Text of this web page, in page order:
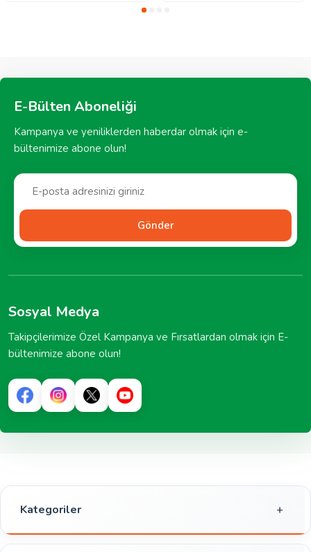
E-Bülten Aboneliği
Kampanya ve yeniliklerden haberdar olmak için e-
bültenimize abone olun!
Gönder
Sosyal Medya
Takipçilerimize Özel Kampanya ve Fırsatlardan olmak için E-
bültenimize abone olun!
Kategoriler
Gıda